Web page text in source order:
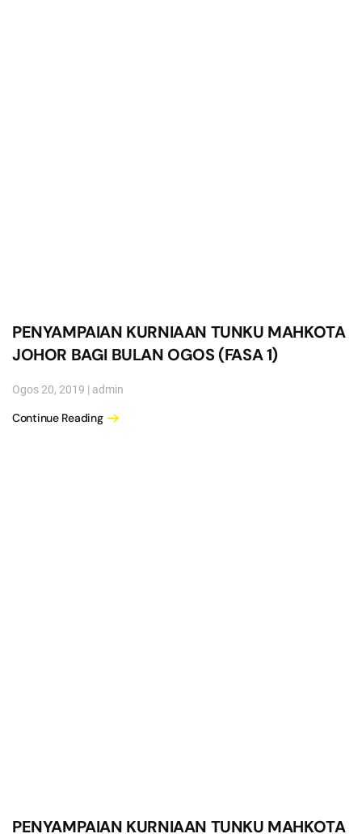
PENYAMPAIAN KURNIAAN TUNKU MAHKOTA
JOHOR BAGI BULAN OGOS (FASA 1)
Ogos 20, 2019 | admin
Continue Reading
PENYAMPAIAN KURNIAAN TUNKU MAHKOTA